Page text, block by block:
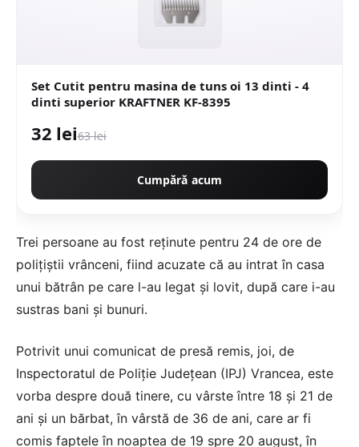
Set Cutit pentru masina de tuns oi 13 dinti - 4
dinti superior KRAFTNER KF-8395
32 lei63 lei
Cumpără acum
Trei persoane au fost reţinute pentru 24 de ore de
poliţiştii vrânceni, fiind acuzate că au intrat în casa
unui bătrân pe care l-au legat şi lovit, după care i-au
sustras bani şi bunuri.
Potrivit unui comunicat de presă remis, joi, de
Inspectoratul de Poliţie Judeţean (IPJ) Vrancea, este
vorba despre două tinere, cu vârste între 18 şi 21 de
ani şi un bărbat, în vârstă de 36 de ani, care ar fi
comis faptele în noaptea de 19 spre 20 august, în